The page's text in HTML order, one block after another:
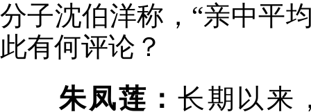
分子沈伯洋称，“亲中平
此有何评论？
朱凤莲： 长期以来